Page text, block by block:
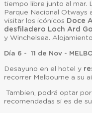
tiempo libre junto al mar.
Parque Nacional Otways
visitar los icónicos Doce
desfiladero Loch Ard
y Winchelsea.
Día 6 - 11 de Nov -
Desayuno en el hotel y
recorrer Melbourne a su
Tambien, podrá optar
recomendadas si es de